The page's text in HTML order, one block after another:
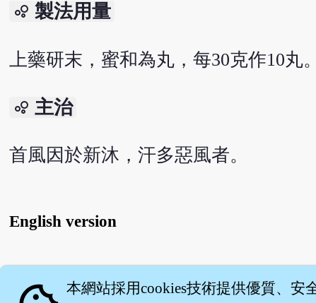
bubble_chart 製法用量
上藥研末，蜜和為丸，每30克作10丸
bubble_chart 主治
首風因於新沐，汗多惡風者。
English version
關
本網站採用cookies技術提供優質、安